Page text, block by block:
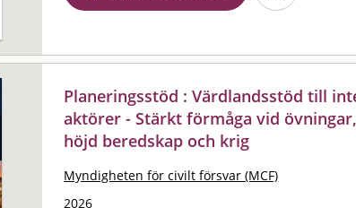
Planeringsstöd : Värdlandsstöd till
aktörer - Stärkt förmåga vid
höjd beredskap och krig
Myndigheten för civilt försvar (MCF)
2026